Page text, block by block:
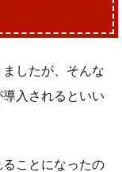
したが、そんな
入されるといい
ことになったの